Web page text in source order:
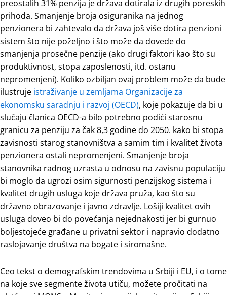
preostalih 31% penzija je država dotirala iz drugih poreskih
prihoda. Smanjenje broja osiguranika na jednog
penzionera bi zahtevalo da država još više dotira penzioni
sistem što nije poželjno i što može da dovede do
smanjenja prosečne penzije (ako drugi faktori kao što su
produktivnost, stopa zaposlenosti, itd. ostanu
nepromenjeni). Koliko ozbiljan ovaj problem može da bude
ilustruje istraživanje u zemljama Organizacije za
ekonomsku saradnju i razvoj (OECD), koje pokazuje da bi u
slučaju članica OECD-a bilo potrebno podići starosnu
granicu za penziju za čak 8,3 godinе do 2050. kako bi stopa
zavisnosti starog stanovništva a samim tim i kvalitet života
penzionera ostali nepromenjeni. Smanjenje broja
stanovnika radnog uzrasta u odnosu na zavisnu populaciju
bi moglo da ugrozi osim sigurnosti penzijskog sistema i
kvalitet drugih usluga koje država pruža, kao što su
državno obrazovanje i javno zdravlje. Lošiji kvalitet ovih
usluga doveo bi do povećanja nejednakosti jer bi gurnuo
boljestojeće građane u privatni sektor i napravio dodatno
raslojavanje društva na bogate i siromašne.
Ceo tekst o demografskim trendovima u Srbiji i EU, i o tome
na koje sve segmente života utiču, možete pročitati na